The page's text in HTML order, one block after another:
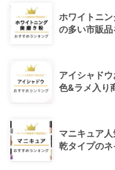
ホワイトニ
の多い市販品
アイシャド
色&ラメ入り
マニキュア
乾タイプのネ